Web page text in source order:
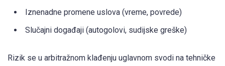
Iznenadne promene uslova (vreme, povrede)
Slučajni događaji (autogolovi, sudijske greške)
Rizik se u arbitražnom klađenju uglavnom svodi na tehničke